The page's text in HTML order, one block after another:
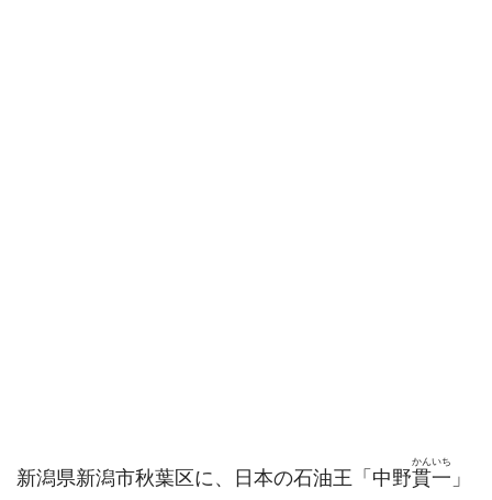
新潟県新潟市秋葉区に、日本の石油王「中野貫一
かんいち
」